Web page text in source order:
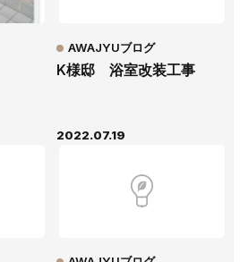
K様邸 浴室改装工事
AWAJYUブログ
2022.07.19